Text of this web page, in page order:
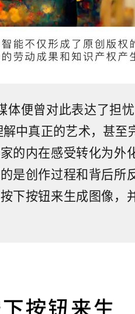
便曾对此表达了担
中真正的艺术，甚至
的内在感受转化为外
是创作过程和背后所
下按钮来生成图像，